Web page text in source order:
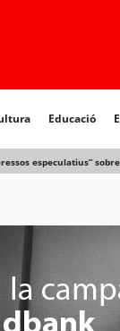
Educació
especulatius”